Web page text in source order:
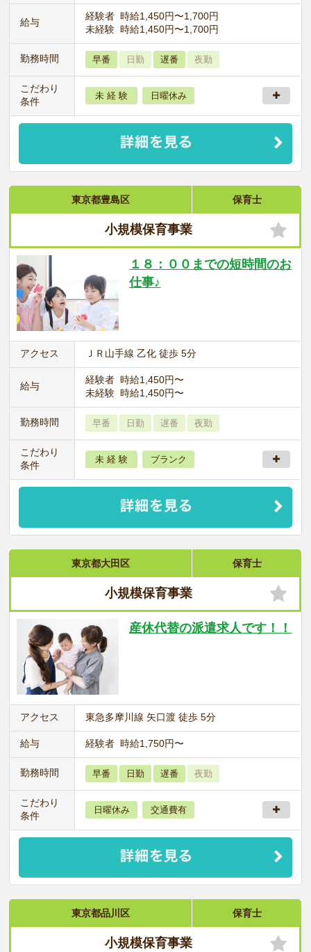
給与
経験者 時給1,450円〜1,700円
未経験 時給1,450円〜1,700円
勤務時間 早番 日勤 遅番 夜勤
こだわり
条件
未 経 験 日曜休み
東京都豊島区 保育士
小規模保育事業
１８：００までの短時間のお
仕事♪
アクセス ＪＲ山手線 乙化 徒歩 5分
給与
経験者 時給1,450円〜
未経験 時給1,450円〜
勤務時間 早番 日勤 遅番 夜勤
こだわり
条件
未 経 験 ブランク
東京都大田区 保育士
小規模保育事業
産休代替の派遣求人です！！
アクセス 東急多摩川線 矢口渡 徒歩 5分
給与 経験者 時給1,750円〜
勤務時間 早番 日勤 遅番 夜勤
こだわり
条件
日曜休み 交通費有
東京都品川区 保育士
小規模保育事業